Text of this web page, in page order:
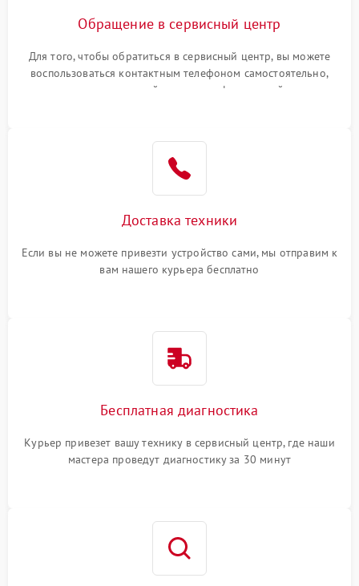
Обращение в сервисный центр
Для того, чтобы обратиться в сервисный центр, вы можете
воспользоваться контактным телефоном самостоятельно,
или оставить свой номер телефона на сайте
Доставка техники
Если вы не можете привезти устройство сами, мы отправим к
вам нашего курьера бесплатно
Бесплатная диагностика
Курьер привезет вашу технику в сервисный центр, где наши
мастера проведут диагностику за 30 минут